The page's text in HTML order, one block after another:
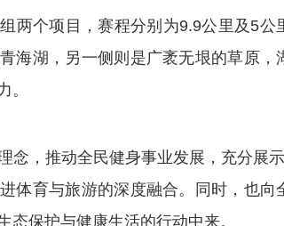
个项目，赛程分别为9.9公里及5公
海湖，另一侧则是广袤无垠的草原
。
，推动全民健身事业发展，充分展
体育与旅游的深度融合。同时，也
态保护与健康生活的行动中来。